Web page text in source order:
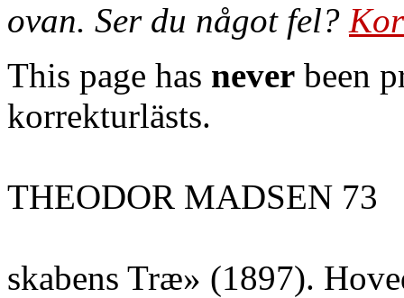
ovan. Ser du något fel?
This page has never been
korrekturlästs.
THEODOR MADSEN 73
skabens Træ» (1897).